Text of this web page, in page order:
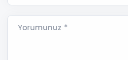
Yorumunuz *